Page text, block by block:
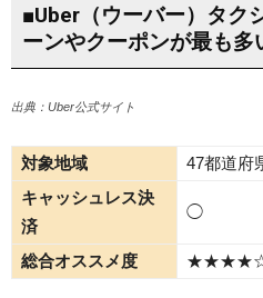
■Uber（ウーバー）タク
ーンやクーポンが最も多
出典：Uber公式サイト
対象地域
47都道府
キャッシュレス決
済
◯
総合オススメ度